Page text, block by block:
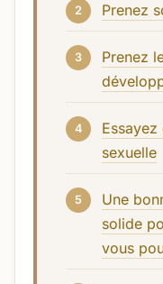
Prenez
Prenez
sexuelle
Une
solide
vous